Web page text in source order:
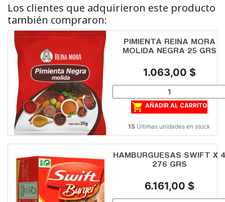
Los clientes que adquirieron este producto
también compraron:
PIMIENTA REINA MORA
MOLIDA NEGRA 25 GRS
Precio
1.063,00 $
 AÑADIR AL CARRITO
15 Últimas unidades en stock
HAMBURGUESAS SWIFT X
276 GRS
Precio
6.161,00 $